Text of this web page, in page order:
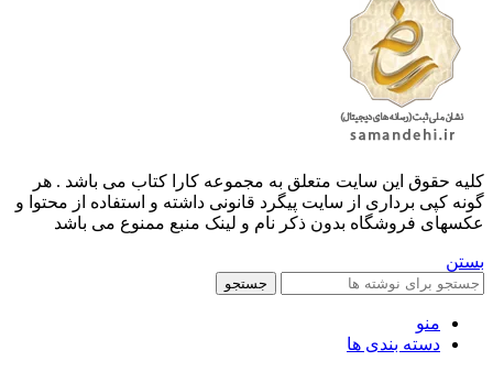
کليه حقوق اين سايت متعلق به مجموعه کارا کتاب می باشد . هر
گونه کپی برداری از سایت پیگرد قانونی داشته و استفاده از محتوا و
عکسهای فروشگاه بدون ذکر نام و لینک منبع ممنوع می باشد
بستن
جستجو
منو
دسته بندی ها